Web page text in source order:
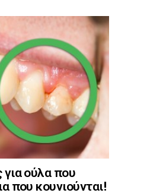
ούλα που
που κουνιούνται!